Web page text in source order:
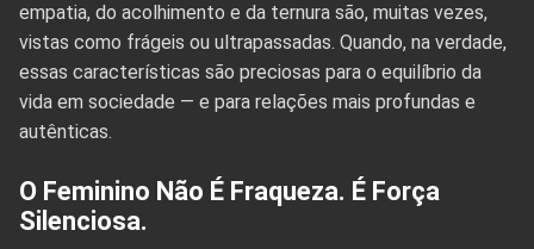
empatia, do acolhimento e da ternura são, muitas vezes,
vistas como frágeis ou ultrapassadas. Quando, na verdade,
essas características são preciosas para o equilíbrio da
vida em sociedade — e para relações mais profundas e
autênticas.
O Feminino Não É Fraqueza. É Força
Silenciosa.